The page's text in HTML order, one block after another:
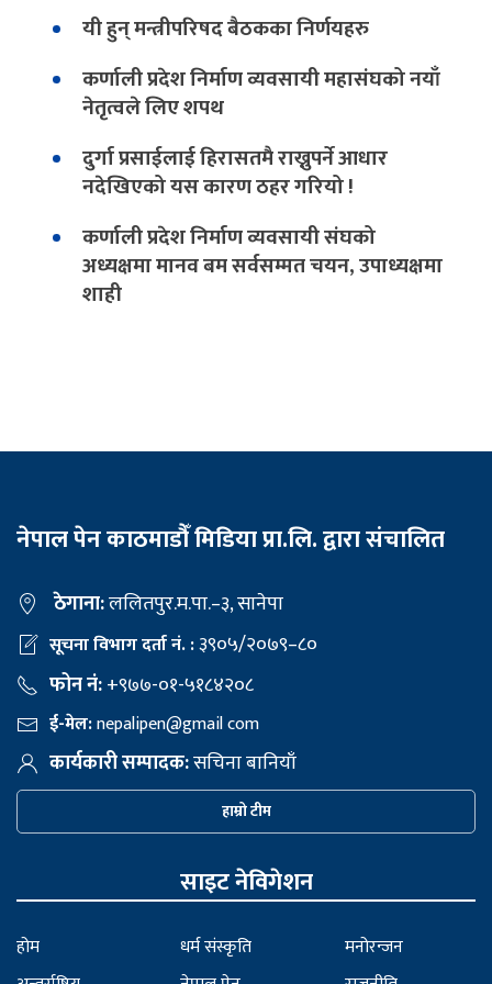
यी हुन् मन्त्रीपरिषद बैठकका निर्णयहरु
कर्णाली प्रदेश निर्माण व्यवसायी महासंघको नयाँ
नेतृत्वले लिए शपथ
दुर्गा प्रसाईलाई हिरासतमै राख्नुपर्ने आधार
नदेखिएको यस कारण ठहर गरियो !
कर्णाली प्रदेश निर्माण व्यवसायी संघको
अध्यक्षमा मानव बम सर्वसम्मत चयन, उपाध्यक्षमा
शाही
नेपाल पेन काठमाडौँ मिडिया प्रा.लि. द्वारा संचालित
ठेगाना:ललितपुर.म.पा.–३, सानेपा
सूचना विभाग दर्ता नं. :३९०५/२०७९–८०
फोन नं:+९७७-०१-५१८४२०८
ई-मेल:nepalipen@gmail com
कार्यकारी सम्पादक:सचिना बानियाँ
हाम्रो टीम
साइट नेविगेशन
होम
धर्म संस्कृति
मनोरन्जन